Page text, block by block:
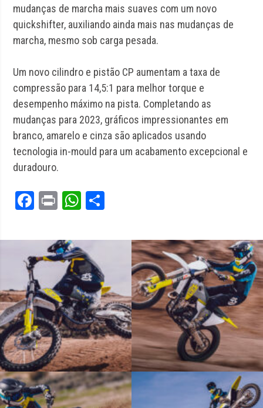
mudanças de marcha mais suaves com um novo
quickshifter, auxiliando ainda mais nas mudanças de
marcha, mesmo sob carga pesada.
Um novo cilindro e pistão CP aumentam a taxa de
compressão para 14,5:1 para melhor torque e
desempenho máximo na pista. Completando as
mudanças para 2023, gráficos impressionantes em
branco, amarelo e cinza são aplicados usando
tecnologia in-mould para um acabamento excepcional e
duradouro.
Facebook
PrintWhatsApp